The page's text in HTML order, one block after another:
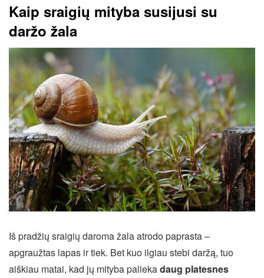
Kaip sraigių mityba susijusi su
daržo žala
Iš pradžių sraigių daroma žala atrodo paprasta –
apgraužtas lapas ir tiek. Bet kuo ilgiau stebi daržą, tuo
aiškiau matai, kad jų mityba paliekadaug platesnes